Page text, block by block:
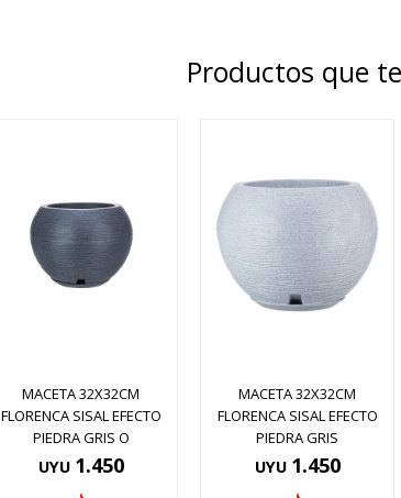
Productos que
MACETA 32X32CM
FLORENCA SISAL EFECTO
PIEDRA GRIS O
UYU 1.450
MACETA 32X32CM
FLORENCA SISAL EFECTO
PIEDRA GRIS
UYU 1.450